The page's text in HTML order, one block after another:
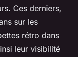
Ces derniers,
sur les
rétro dans
leur visibilité